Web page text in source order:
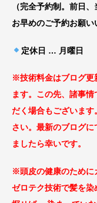
（完全予約制。前日
お早めのご予約お願い
定休日 … 月曜日
※技術料金はブログ更
ます。この先、諸事情
だく場合もございます
さい。最新のブログ
ましたら幸いです。
※頭皮の健康のために
ゼロテク技術で髪を染